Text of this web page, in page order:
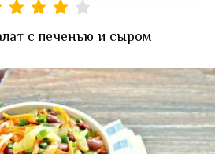
с печенью и сыром